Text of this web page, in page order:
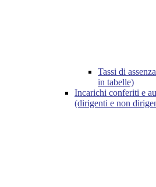
Tassi di
in tabelle)
Incarichi conferiti e
(dirigenti e non